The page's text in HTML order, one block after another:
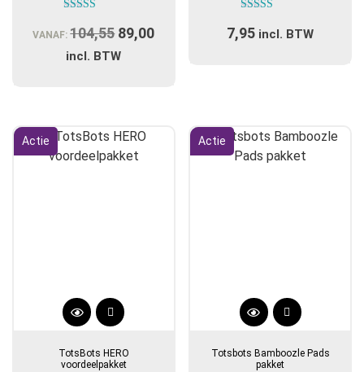
5.00
uit 5
VANAF:104,55 Oorspronkelijke
prijs
89,00
incl. BTW
4.40
uit 5
7,95 incl. BTW
Actie
TotsBots HERO
voordeelpakket
Actie
Totsbots Bamboozle Pads
pakket